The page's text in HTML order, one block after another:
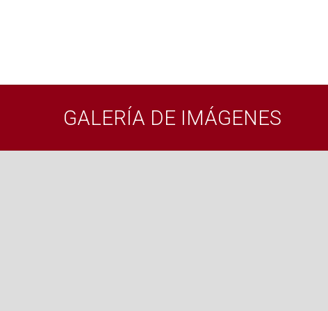
GALERÍA DE IMÁGENES